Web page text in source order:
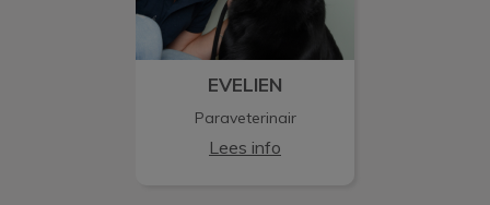
EVELIEN
Paraveterinair
Lees info